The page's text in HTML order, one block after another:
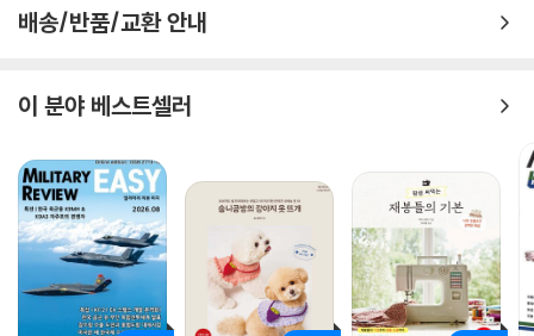
배송/반품/교환 안내
이 분야 베스트셀러